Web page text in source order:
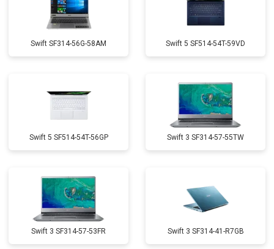
Swift SF314-56G-58AM Swift 5 SF514-54T-59VD
Swift 5 SF514-54T-56GP Swift 3 SF314-57-55TW
Swift 3 SF314-57-53FR Swift 3 SF314-41-R7GB